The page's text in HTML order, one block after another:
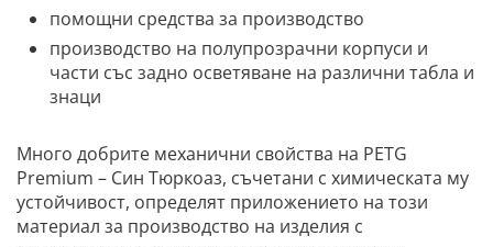
помощни средства за производство
производство на полупрозрачни корпуси и
части със задно осветяване на различни табла и
знаци
Много добрите механични свойства на PETG
Premium – Син Тюркоаз, съчетани с химическата му
устойчивост, определят приложението на този
материал за производство на изделия с